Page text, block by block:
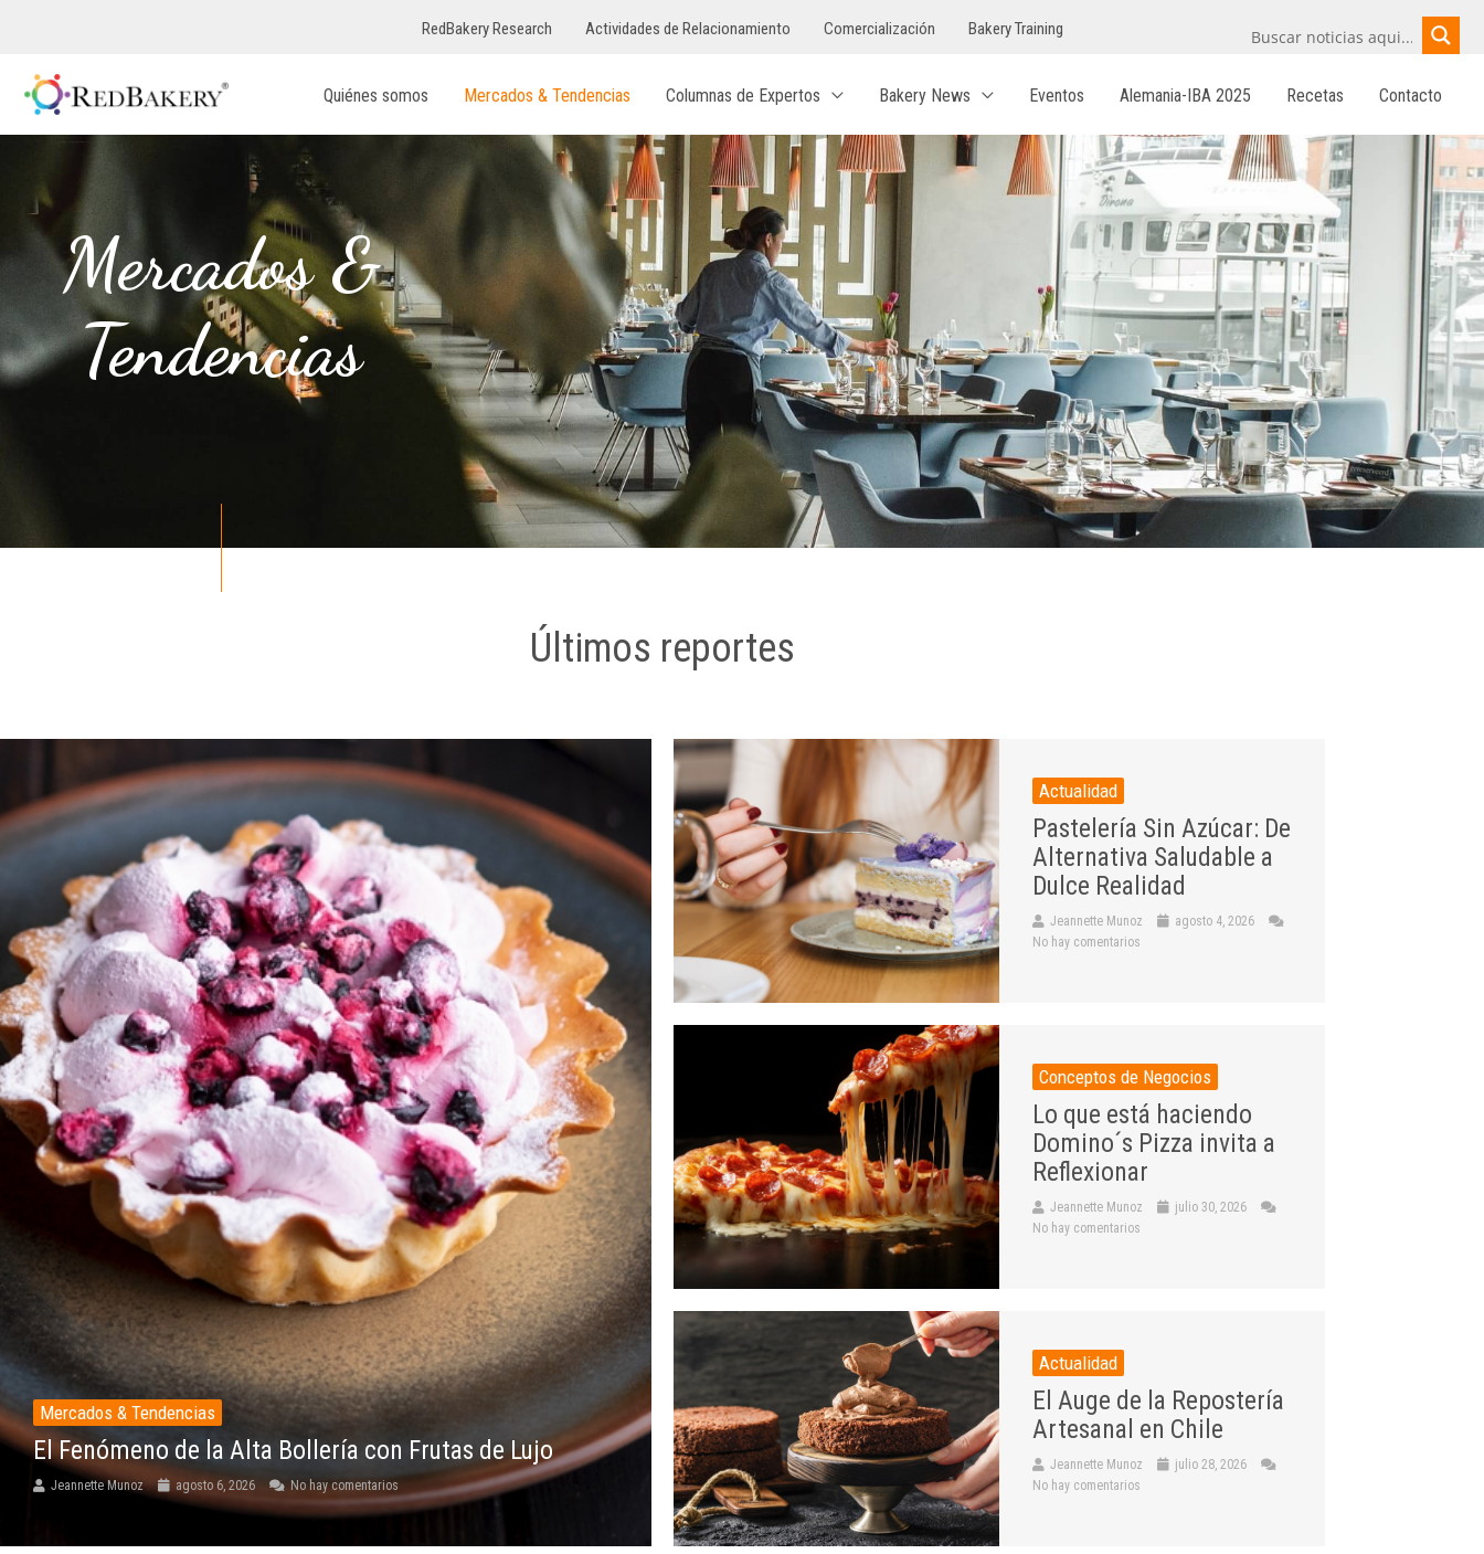
RedBakery Research Actividades de Relacionamiento Comercialización Bakery Training
Quiénes somos Mercados & Tendencias Columnas de Expertos Bakery News Eventos Alemania-IBA 2025 Recetas Contacto
Mercados &
Tendencias
Últimos reportes
Mercados & Tendencias
El Fenómeno de la Alta Bollería con Frutas de Lujo
Jeannette Munoz agosto 6, 2026 No hay comentarios
Actualidad
Pastelería Sin Azúcar: De
Alternativa Saludable a
Dulce Realidad
Jeannette Munoz
agosto 4, 2026
No hay comentarios
Conceptos de Negocios
Lo que está haciendo
Domino´s Pizza invita a
Reflexionar
Jeannette Munoz
julio 30, 2026
No hay comentarios
Actualidad
El Auge de la Repostería
Artesanal en Chile
Jeannette Munoz
julio 28, 2026
No hay comentarios